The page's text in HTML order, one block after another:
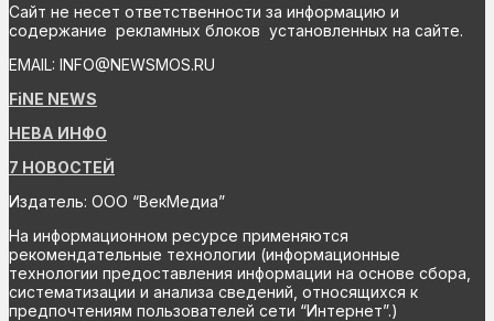
Сайт не несет ответственности за информацию и
содержание рекламных блоков установленных на сайте.
EMAIL: INFO@NEWSMOS.RU
FiNE NEWS
НЕВА ИНФО
7 НОВОСТЕЙ
Издатель: ООО “ВекМедиа”
На информационном ресурсе применяются
рекомендательные технологии (информационные
технологии предоставления информации на основе сбора,
систематизации и анализа сведений, относящихся к
предпочтениям пользователей сети “Интернет”.)